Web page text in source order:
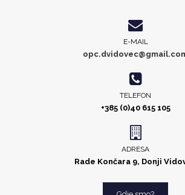
E-MAIL
TELEFON
+385 (0)40 615 105
ADRESA
Rade Končara 9, Donji